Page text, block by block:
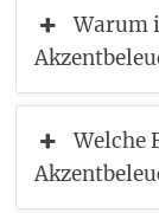
Warum
Welche